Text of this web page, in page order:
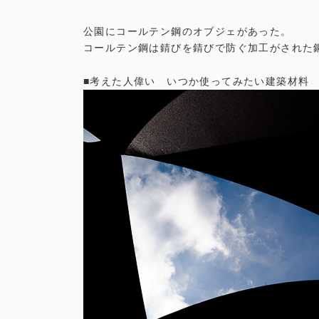
公園にコールテン鋼のオブジェがあった。
コールテン鋼は錆びを錆びで防ぐ加工がされた
■考えた人偉い いつか使ってみたい建築材料